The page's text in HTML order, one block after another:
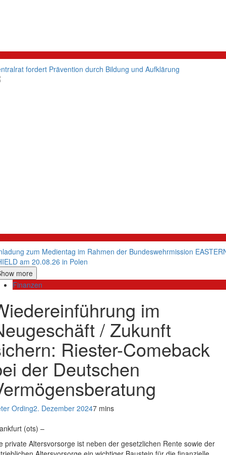
fordert Prävention durch Bildung und Aufklärung
zum Medientag im Rahmen der Bundeswehrmission
am 20.08.26 in Polen
more
Finanzen
im
/ Zukunft
Riester-Comeback
der Deutschen
Ording2. Dezember 20247 mins
(ots) –
private Altersvorsorge ist neben der gesetzlichen Rente sowie der